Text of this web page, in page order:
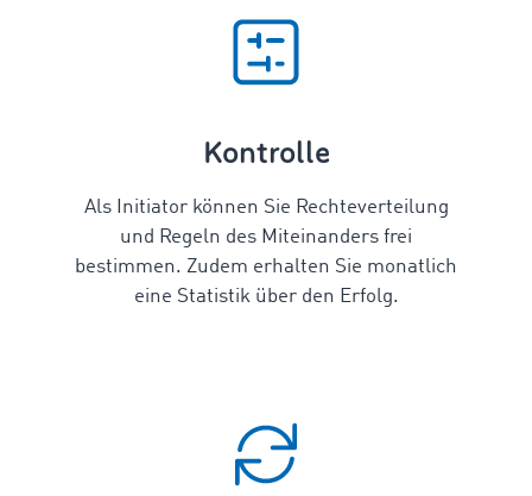
Kontrolle
Als Initiator können Sie Rechteverteilung
und Regeln des Miteinanders frei
bestimmen. Zudem erhalten Sie monatlich
eine Statistik über den Erfolg.